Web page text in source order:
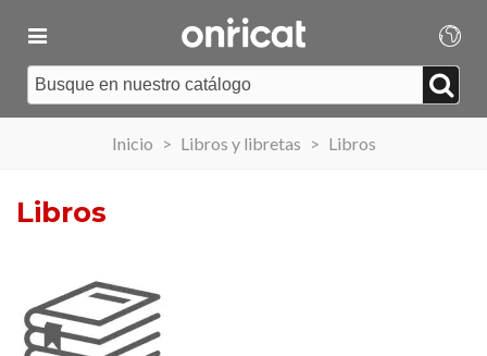
Inicio > Libros y libretas > Libros
Libros